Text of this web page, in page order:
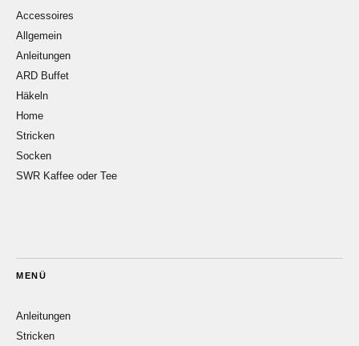
Accessoires
Allgemein
Anleitungen
ARD Buffet
Häkeln
Home
Stricken
Socken
SWR Kaffee oder Tee
MENÜ
Anleitungen
Stricken